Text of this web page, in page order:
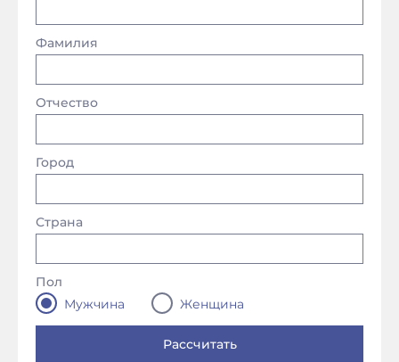
Фамилия
Отчество
Страна
Город
Пол
Мужчина
Женщина